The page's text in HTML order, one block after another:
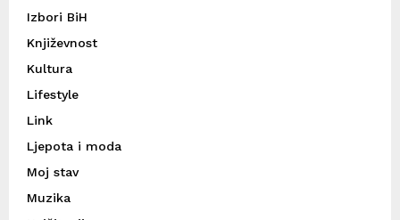
Izbori BiH
Književnost
Kultura
Lifestyle
Link
Ljepota i moda
Moj stav
Muzika